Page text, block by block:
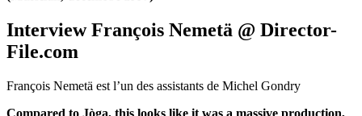
Interview François Nemetä @ Director-
File.com
François Nemetä est l’un des assistants de Michel Gondry